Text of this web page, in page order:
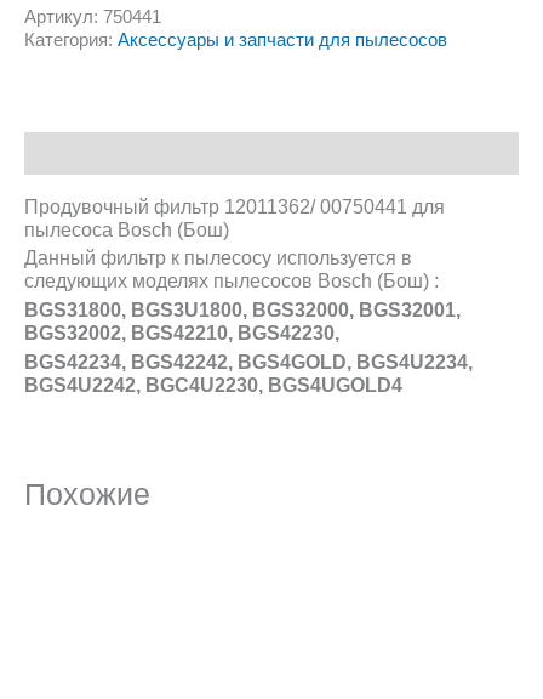
Артикул: 750441
Категория: Аксессуары и запчасти для пылесосов
Продувочный фильтр 12011362/ 00750441 для
пылесоса Bosch (Бош)
Данный фильтр к пылесосу используется в
следующих моделях пылесосов Bosch (Бош) :
BGS31800, BGS3U1800, BGS32000, BGS32001,
BGS32002, BGS42210, BGS42230,
BGS42234, BGS42242, BGS4GOLD, BGS4U2234,
BGS4U2242, BGC4U2230, BGS4UGOLD4
Похожие